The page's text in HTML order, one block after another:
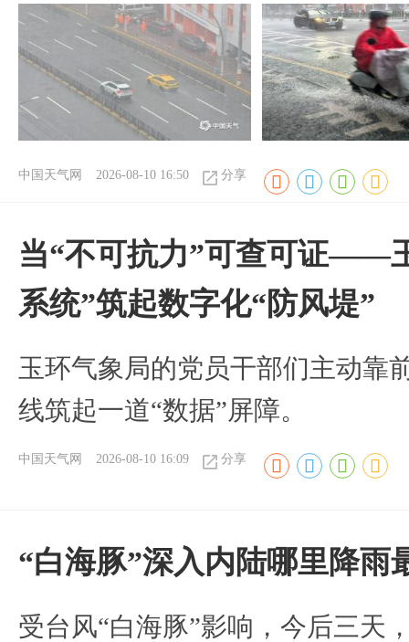
中国天气网 2026-08-10 16:50 分享
当“不可抗力”可查可证——
系统”筑起数字化“防风堤”
玉环气象局的党员干部们主动靠
线筑起一道“数据”屏障。
中国天气网 2026-08-10 16:09 分享
“白海豚”深入内陆哪里降雨
受台风“白海豚”影响，今后三天